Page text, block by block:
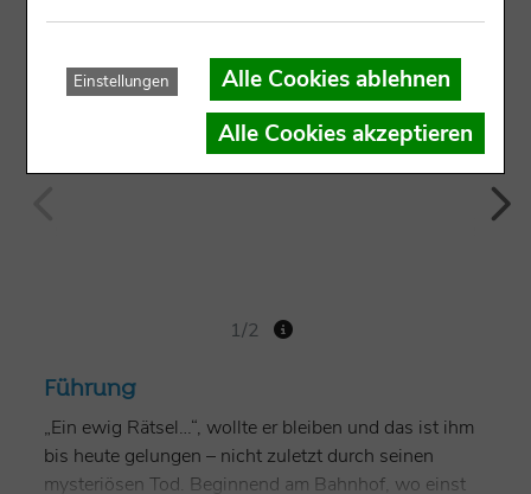
1/2
Führung
„Ein ewig Rätsel…“, wollte er bleiben und das ist ihm
bis heute gelungen – nicht zuletzt durch seinen
mysteriösen Tod. Beginnend am Bahnhof, wo einst
Einstellungen
Alle Cookies ablehnen
Alle Cookies akzeptieren